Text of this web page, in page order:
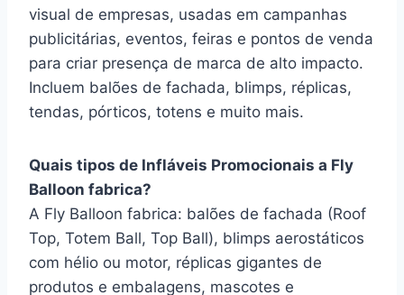
visual de empresas, usadas em campanhas
publicitárias, eventos, feiras e pontos de venda
para criar presença de marca de alto impacto.
Incluem balões de fachada, blimps, réplicas,
tendas, pórticos, totens e muito mais.
Quais tipos de Infláveis Promocionais a Fly
Balloon fabrica?
A Fly Balloon fabrica: balões de fachada (Roof
Top, Totem Ball, Top Ball), blimps aerostáticos
com hélio ou motor, réplicas gigantes de
produtos e embalagens, mascotes e